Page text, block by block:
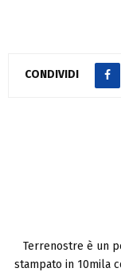
CONDIVIDI
Terrenostre è un
stampato in 10mila